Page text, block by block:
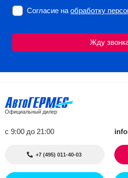
Согласие на обработку
Официальный дилер
с 9:00 до 21:00
+7 (495) 011-40-03